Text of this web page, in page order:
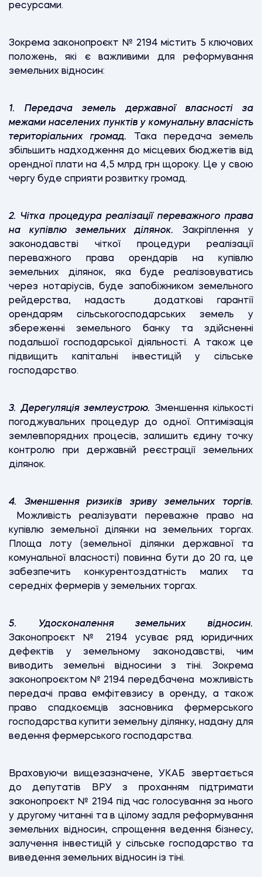
ресурсами.
Зокрема законопроєкт № 2194 містить 5 ключових
положень, які є важливими для реформування
земельних відносин:
1.Передача земель державної власності за
межами населених пунктів у комунальну власність
територіальних громад.
Така передача земель
збільшить надходження до місцевих бюджетів від
орендної плати на 4,5 млрд грн щороку. Це у свою
чергу буде сприяти розвитку громад.
2. Чітка процедура реалізації переважного права
на купівлю земельних ділянок.
Закріплення у
законодавстві чіткої процедури реалізації
переважного права орендарів на купівлю
земельних ділянок, яка буде реалізовуватись
через нотаріусів, буде запобіжником земельного
рейдерства, надасть додаткові гарантії
орендарям сільськогосподарських земель у
збереженні земельного банку та здійсненні
подальшої господарської діяльності. А також це
підвищить капітальні інвестицій у сільське
господарство.
3.Дерегуляція землеустрою.
Зменшення кількості
погоджувальних процедур до одної. Оптимізація
землевпорядних процесів, залишить єдину точку
контролю при державній реєстрації земельних
ділянок.
4. Зменшення ризиків зриву земельних торгів.
Можливість реалізувати переважне право на
купівлю земельної ділянки на земельних торгах.
Площа лоту (земельної ділянки державної та
комунальної власності) повинна бути до 20 га, це
забезпечить конкурентоздатність малих та
середніх фермерів у земельних торгах.
5. Удосконалення земельних відносин.
Законопроєкт № 2194 усуває ряд юридичних
дефектів у земельному законодавстві, чим
виводить земельні відносини з тіні. Зокрема
законопроєктом № 2194 передбачена можливість
передачі права емфітевзису в оренду, а також
право спадкоємців засновника фермерського
господарства купити земельну ділянку, надану для
ведення фермерського господарства.
Враховуючи вищезазначене, УКАБ звертається
до депутатів ВРУ з проханням підтримати
законопроєкт № 2194 під час голосування за нього
у другому читанні та в цілому задля реформування
земельних відносин, спрощення ведення бізнесу,
залучення інвестицій у сільське господарство та
виведення земельних відносин із тіні.